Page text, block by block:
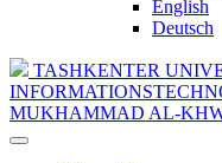
English
Deutsch
TASHKENTER
MUKHAMMAD AL-